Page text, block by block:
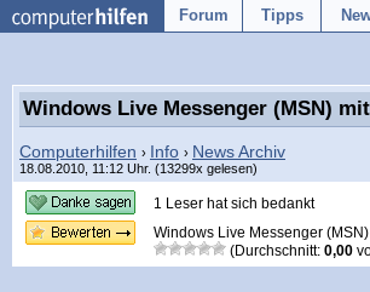
Forum Tipps
Windows Live Messenger (MSN)
Computerhilfen › Info › News Archiv
18.08.2010, 11:12 Uhr. (13299x gelesen)
1 Leser hat sich bedankt
Windows Live Messenger
(Durchschnitt: 0,00